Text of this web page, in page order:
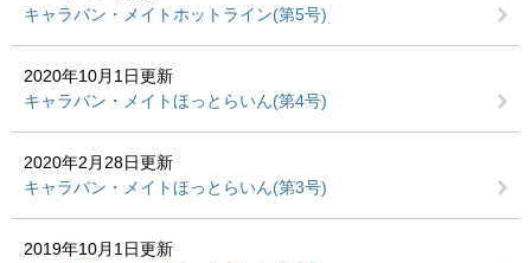
キャラバン・メイトホットライン(第5号)
2020年10月1日更新
キャラバン・メイトほっとらいん(第4号)
2020年2月28日更新
キャラバン・メイトほっとらいん(第3号)
2019年10月1日更新